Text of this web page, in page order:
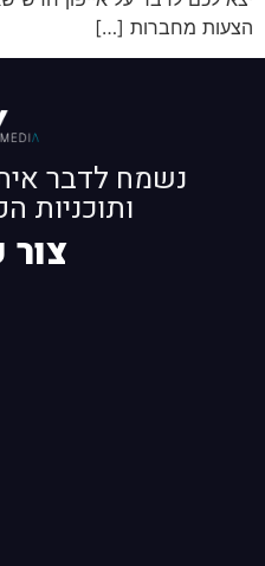
הצעות מחברות […]
נשמח לדבר
ותוכניות